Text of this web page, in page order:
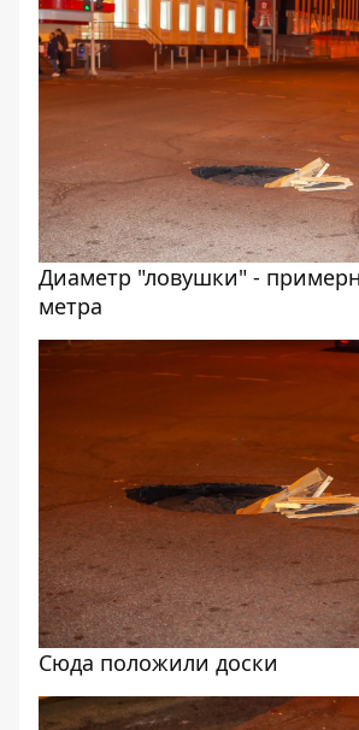
Диаметр "ловушки" -
метра
Сюда положили доски